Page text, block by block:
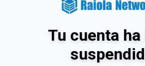
Tu cuenta